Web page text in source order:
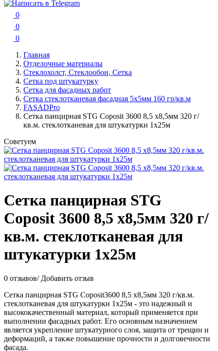
0
0
0
Главная
Отделочные материалы
Стеклохолст, Стеклообои, Сетка
Сетка под штукатурку
Сетка для фасадных работ
Сетка стеклотканевая фасадная 5х5мм 160 гр/кв.м
FASADPro
Сетка панцирная STG Coposit 3600 8,5 х8,5мм 320 г/
кв.м. стеклотканевая для штукатурки 1х25м
Советуем
Сетка панцирная STG
Coposit 3600 8,5 х8,5мм 320 г/
кв.м. стеклотканевая для
штукатурки 1х25м
0 отзывов/ Добавить отзыв
Сетка панцирная STG Coposit3600 8,5 х8,5мм 320 г/кв.м.
стеклотканевая для штукатурки 1х25м - это надежный и
высококачественный материал, который применяется при
выполнении фасадных работ. Его основным назначением
является укрепление штукатурного слоя, защита от трещин и
деформаций, а также повышение прочности и долговечности
фасада.